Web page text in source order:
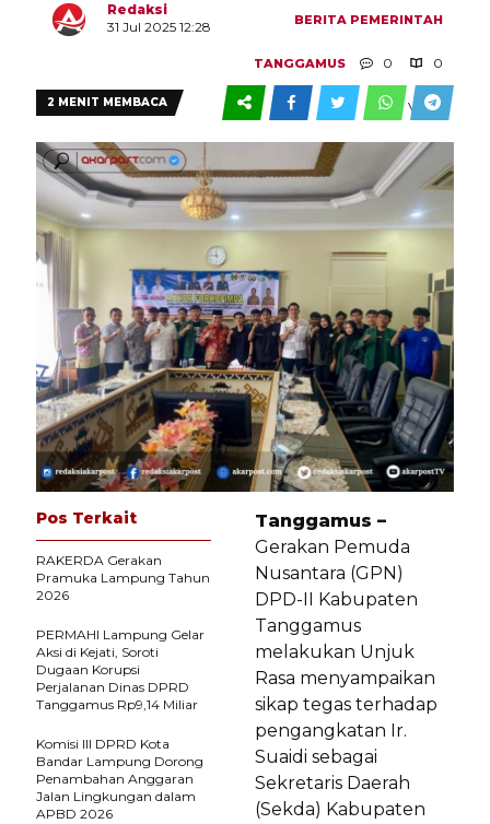
Redaksi
31 Jul 2025 12:28
BERITA PEMERINTAH
TANGGAMUS 0 0
VIEW
2 MENIT MEMBACA
Tanggamus –
Gerakan Pemuda
Nusantara (GPN)
DPD-II Kabupaten
Tanggamus
melakukan Unjuk
Rasa menyampaikan
sikap tegas terhadap
pengangkatan Ir.
Suaidi sebagai
Sekretaris Daerah
(Sekda) Kabupaten
Pos Terkait
RAKERDA Gerakan
Pramuka Lampung Tahun
2026
PERMAHI Lampung Gelar
Aksi di Kejati, Soroti
Dugaan Korupsi
Perjalanan Dinas DPRD
Tanggamus Rp9,14 Miliar
Komisi III DPRD Kota
Bandar Lampung Dorong
Penambahan Anggaran
Jalan Lingkungan dalam
APBD 2026